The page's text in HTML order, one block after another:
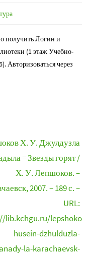
получить Логин и
(1 этаж Учебно-
Авторизоваться через
Х. У. Джулдузла
= Звезды горят /
Х. У. Лепшоков. –
2007. – 189 с. –
URL:
lib.kchgu.ru/
husein-dzhulduzla-
la-karachaevsk-